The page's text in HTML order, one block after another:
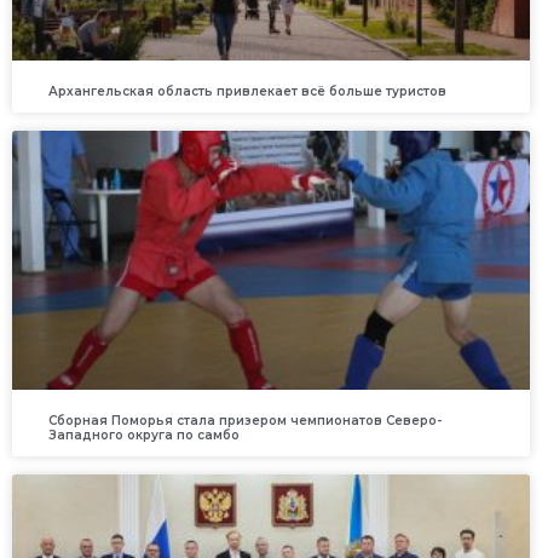
Архангельская область привлекает всё больше туристов
Сборная Поморья стала призером чемпионатов Северо-
Западного округа по самбо